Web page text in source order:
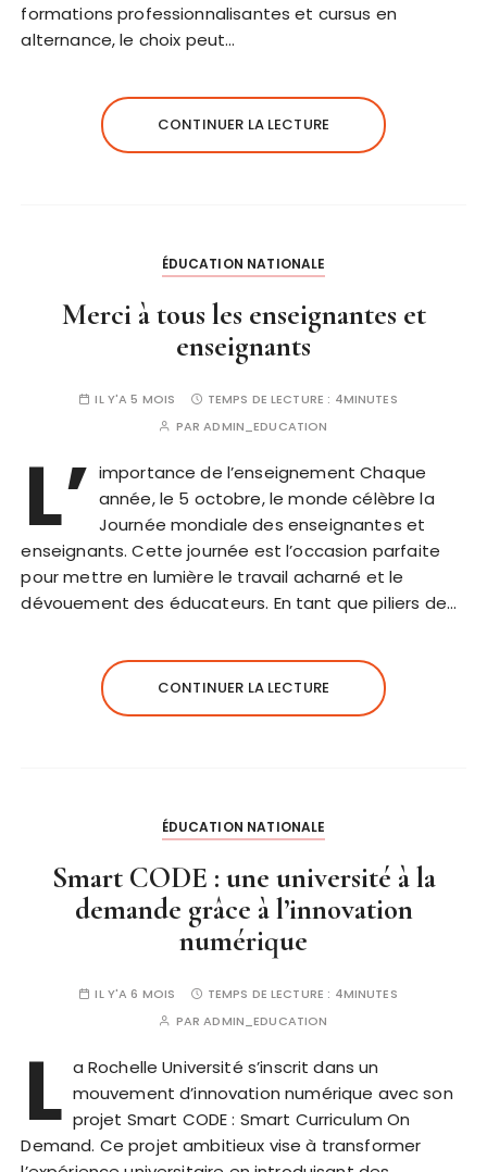
formations professionnalisantes et cursus en
alternance, le choix peut…
CONTINUER LA LECTURE
ÉDUCATION NATIONALE
Merci à tous les enseignantes et
enseignants
IL Y'A 5 MOIS TEMPS DE LECTURE : 4MINUTES
PARADMIN_EDUCATION
L’ importance de l’enseignement Chaque
année, le 5 octobre, le monde célèbre la
Journée mondiale des enseignantes et
enseignants. Cette journée est l’occasion parfaite
pour mettre en lumière le travail acharné et le
dévouement des éducateurs. En tant que piliers de…
CONTINUER LA LECTURE
ÉDUCATION NATIONALE
Smart CODE : une université à la
demande grâce à l’innovation
numérique
IL Y'A 6 MOIS TEMPS DE LECTURE : 4MINUTES
PARADMIN_EDUCATION
L a Rochelle Université s’inscrit dans un
mouvement d’innovation numérique avec son
projet Smart CODE : Smart Curriculum On
Demand. Ce projet ambitieux vise à transformer